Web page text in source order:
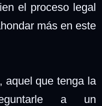
el proceso legal
más en este
aquel que tenga la
a un